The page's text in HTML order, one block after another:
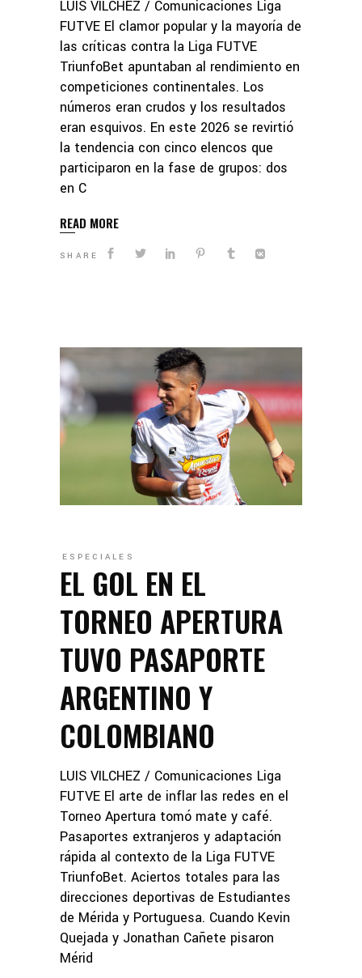
LUIS VILCHEZ / Comunicaciones Liga
FUTVE El clamor popular y la mayoría de
las críticas contra la Liga FUTVE
TriunfoBet apuntaban al rendimiento en
competiciones continentales. Los
números eran crudos y los resultados
eran esquivos. En este 2026 se revirtió
la tendencia con cinco elencos que
participaron en la fase de grupos: dos
en C
READ MORE
SHARE
ESPECIALES
EL GOL EN EL
TORNEO APERTURA
TUVO PASAPORTE
ARGENTINO Y
COLOMBIANO
LUIS VILCHEZ / Comunicaciones Liga
FUTVE El arte de inflar las redes en el
Torneo Apertura tomó mate y café.
Pasaportes extranjeros y adaptación
rápida al contexto de la Liga FUTVE
TriunfoBet. Aciertos totales para las
direcciones deportivas de Estudiantes
de Mérida y Portuguesa. Cuando Kevin
Quejada y Jonathan Cañete pisaron
Mérid